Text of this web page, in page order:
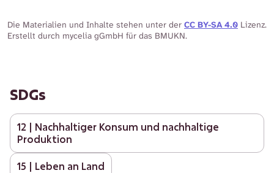
Die Materialien und Inhalte stehen unter der CC BY-SA 4.0 Lizenz.
Erstellt durch mycelia gGmbH für das BMUKN.
SDGs
12 | Nachhaltiger Konsum und nachhaltige
Produktion
15 | Leben an Land